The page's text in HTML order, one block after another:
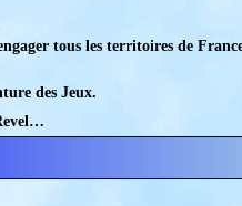
tous les territoires de
des Jeux.